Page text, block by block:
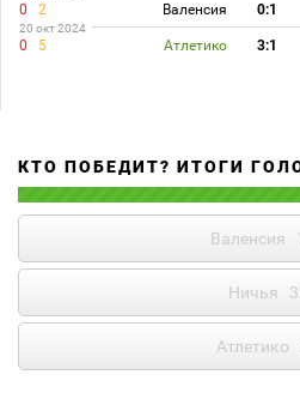
0 2 Валенсия 0:1
20 окт 2024
0 5 Атлетико 3:1
КТО ПОБЕДИТ? ИТОГИ
Валенсия
Ничья
Атлетико